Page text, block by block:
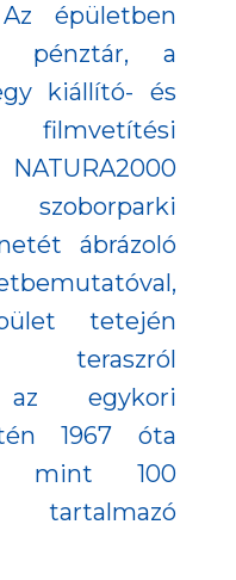
épületben
pénztár, a
kiállító- és
ábrázoló
tetején
az egykori
1967 óta
mint 100